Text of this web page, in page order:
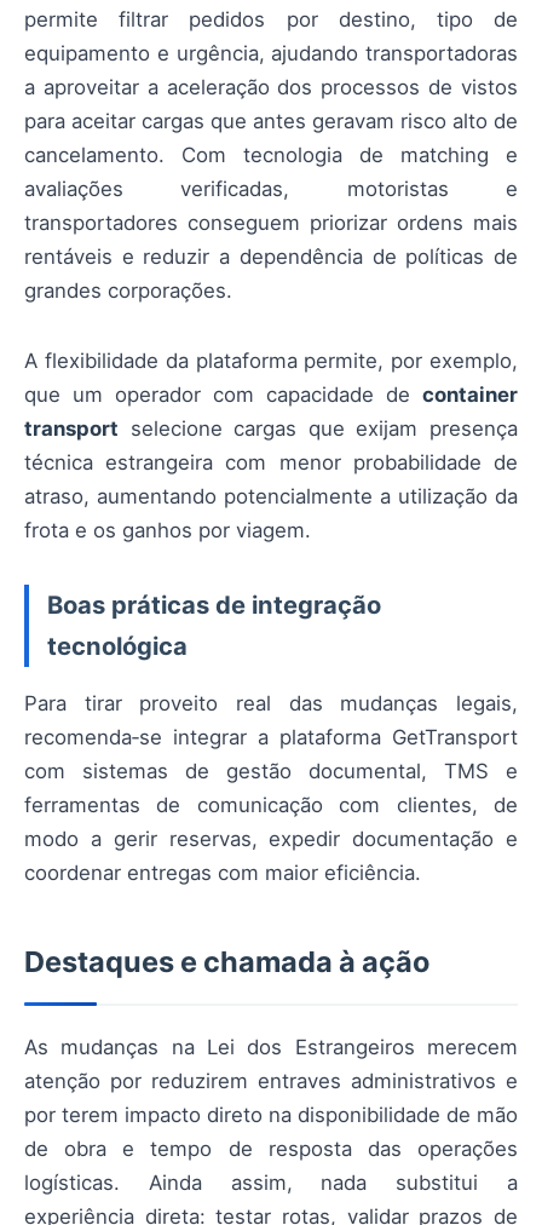
permite filtrar pedidos por destino, tipo de
equipamento e urgência, ajudando transportadoras
a aproveitar a aceleração dos processos de vistos
para aceitar cargas que antes geravam risco alto de
cancelamento. Com tecnologia de matching e
avaliações verificadas, motoristas e
transportadores conseguem priorizar ordens mais
rentáveis e reduzir a dependência de políticas de
grandes corporações.
A flexibilidade da plataforma permite, por exemplo,
que um operador com capacidade de container
transport selecione cargas que exijam presença
técnica estrangeira com menor probabilidade de
atraso, aumentando potencialmente a utilização da
frota e os ganhos por viagem.
Boas práticas de integração
tecnológica
Para tirar proveito real das mudanças legais,
recomenda‑se integrar a plataforma GetTransport
com sistemas de gestão documental, TMS e
ferramentas de comunicação com clientes, de
modo a gerir reservas, expedir documentação e
coordenar entregas com maior eficiência.
Destaques e chamada à ação
As mudanças na Lei dos Estrangeiros merecem
atenção por reduzirem entraves administrativos e
por terem impacto direto na disponibilidade de mão
de obra e tempo de resposta das operações
logísticas. Ainda assim, nada substitui a
experiência direta: testar rotas, validar prazos de